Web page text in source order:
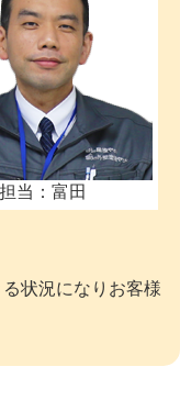
担当：富田
状況になりお客様